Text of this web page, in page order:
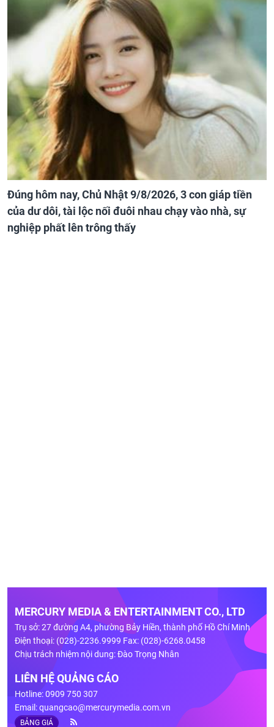
Đúng hôm nay, Chủ Nhật 9/8/2026, 3 con giáp tiền
của dư dôi, tài lộc nối đuôi nhau chạy vào nhà, sự
nghiệp phất lên trông thấy
MERCURY MEDIA & ENTERTAINMENT CO., LTD
Trụ sở: 27 đường A4, phường Bảy Hiền, thành phố Hồ Chí Minh
Điện thoại: (028)-2236.9999 Fax: (028)-6268.0458
Chịu trách nhiệm nội dung: Đào Trọng Nhân
LIÊN HỆ QUẢNG CÁO
Hotline: 0909 750 307
Email:quangcao@mercurymedia.com.vn
BẢNG GIÁ